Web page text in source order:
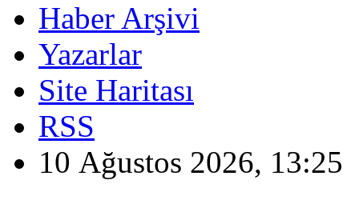
Haber Arşivi
Yazarlar
Site Haritası
RSS
10 Ağustos 2026, 13:25